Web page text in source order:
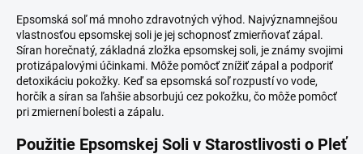
Epsomská soľ má mnoho zdravotných výhod. Najvýznamnejšou
vlastnosťou epsomskej soli je jej schopnosť zmierňovať zápal.
Síran horečnatý, základná zložka epsomskej soli, je známy svojimi
protizápalovými účinkami. Môže pomôcť znížiť zápal a podporiť
detoxikáciu pokožky. Keď sa epsomská soľ rozpustí vo vode,
horčík a síran sa ľahšie absorbujú cez pokožku, čo môže pomôcť
pri zmiernení bolesti a zápalu.
Použitie Epsomskej Soli v Starostlivosti o Pleť